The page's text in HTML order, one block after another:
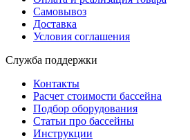
Самовывоз
Доставка
Условия соглашения
Служба поддержки
Контакты
Расчет стоимости бассейна
Подбор оборудования
Статьи про бассейны
Инструкции